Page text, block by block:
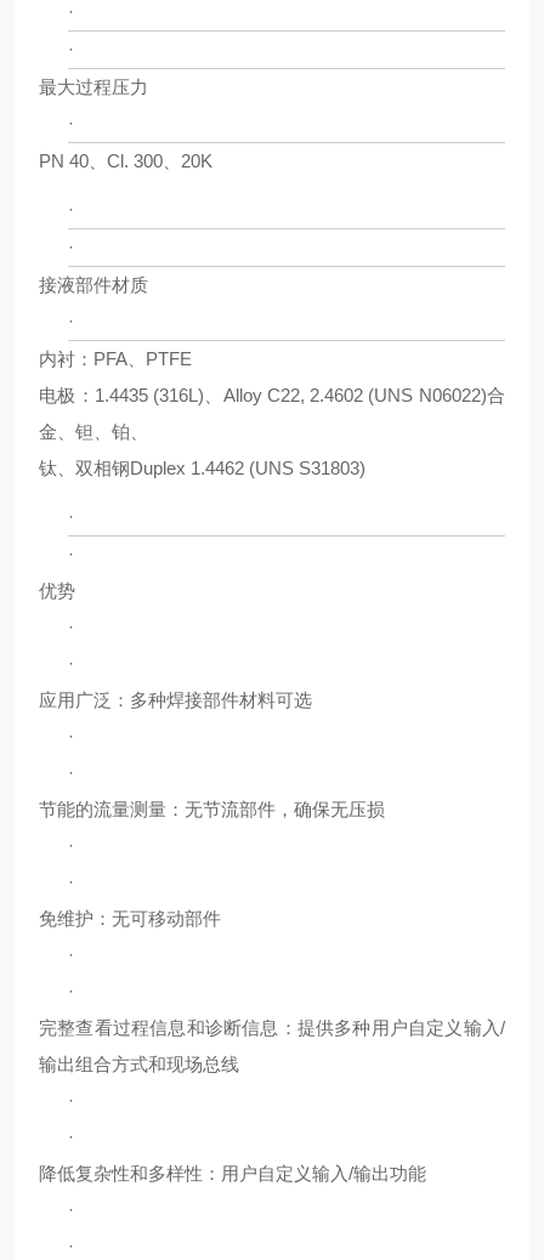
·
·
最大过程压力
·
PN 40、Cl. 300、20K
·
·
接液部件材质
·
内衬：PFA、PTFE
电极：1.4435 (316L)、Alloy C22, 2.4602 (UNS N06022)合
金、钽、铂、
钛、双相钢Duplex 1.4462 (UNS S31803)
·
·
优势
·
·
应用广泛：多种焊接部件材料可选
·
·
节能的流量测量：无节流部件，确保无压损
·
·
免维护：无可移动部件
·
·
完整查看过程信息和诊断信息：提供多种用户自定义输入/
输出组合方式和现场总线
·
·
降低复杂性和多样性：用户自定义输入/输出功能
·
·